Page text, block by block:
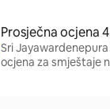
Prosječna ocjena
Sri
ocjena za smještaje